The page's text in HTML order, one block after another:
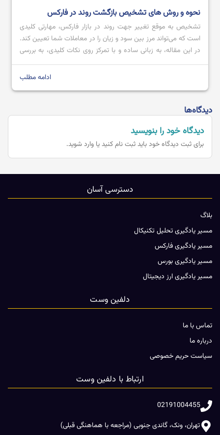
نحوه و روش های تشخیص بازگشت روند در فارکس
تشخیص به ‌موقع تغییر جهت روند در بازار فارکس، مهارتی کلیدی
است که می‌تواند مرز بین سود و زیان را در معاملات شما تعیین کند.
در این مقاله، به زبانی ساده و با تمرکز روی نکات کلیدی، به بررسی
دقیق این موضوع خواهیم پرداخت. هدف ما ارائه دیدگاهی جامع اما
ادامه مطلب
دیدگاه‌ها
دیدگاه خود را بنویسید
برای ثبت دیدگاه خود بایدثبت نام کنید یا وارد شوید.
دسترسی آسان
بلاگ
مسیر یادگیری تحلیل تکنیکال
مسیر یادگیری فارکس
مسیر یادگیری بورس
مسیر یادگیری ارز دیجیتال
دلفین وست
تماس با ما
درباره ما
سیاست حریم خصوصی
ارتباط با دلفین وست
02191004455
تهران، ونک، گاندی جنوبی (مراجعه با هماهنگی قبلی)